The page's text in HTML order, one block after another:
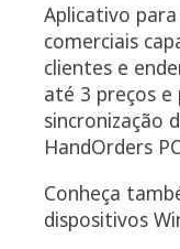
Aplicativo
comerciais
clientes e
até 3 preços e
sincronização
HandOrders
Conheça
dispositivos